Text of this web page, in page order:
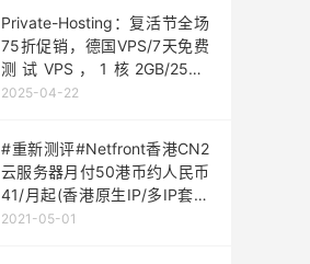
Private-Hosting：复活节全场
75折促销，德国VPS/7天免费
测试VPS，1核2GB/25GB
SSD/1Gbps@不限流量，月付
2025-04-22
#重新测评#Netfront香港CN2
云服务器月付50港币约人民币
41/月起(香港原生IP/多IP套餐
可选)
2021-05-01